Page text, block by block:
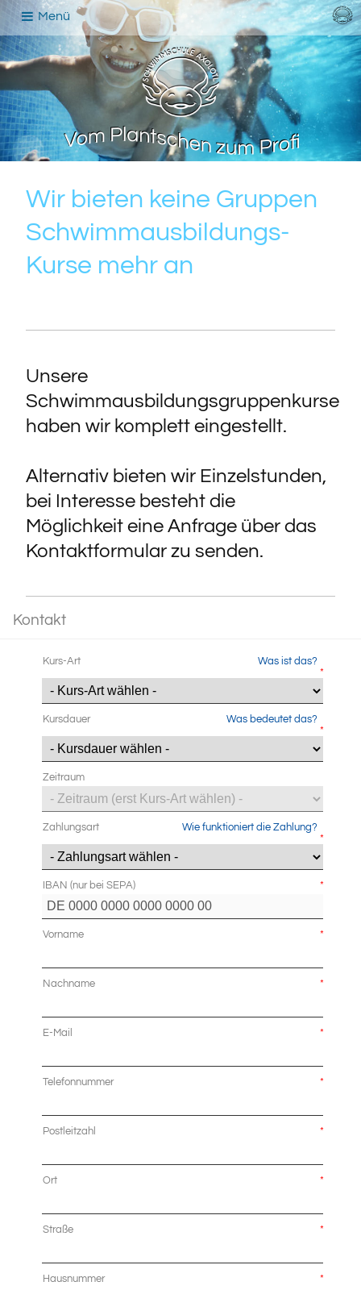
Menü
Wir bieten keine Gruppen
Schwimmausbildungs-
Kurse mehr an
Unsere
Schwimmausbildungsgruppenkurse
haben wir komplett eingestellt.
Alternativ bieten wir Einzelstunden,
bei Interesse besteht die
Möglichkeit eine Anfrage über das
Kontaktformular zu senden.
Kontakt
Kurs-Art
Was ist das?
*
Kursdauer
Was bedeutet das?
*
Zeitraum
Zahlungsart
Wie funktioniert die Zahlung?
*
IBAN (nur bei SEPA) *
Vorname *
Nachname *
E-Mail *
Telefonnummer *
Postleitzahl *
Ort *
Straße *
Hausnummer *